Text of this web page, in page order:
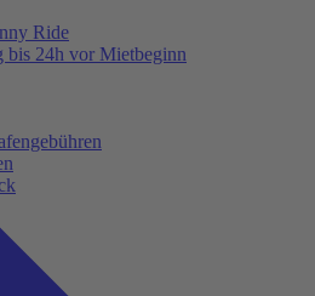
Ride
bis 24h vor Mietbeginn